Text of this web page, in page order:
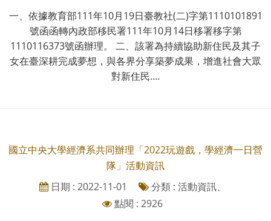
一、依據教育部111年10月19日臺教社(二)字第1110101891
號函函轉內政部移民署111年10月14日移署移字第
1110116373號函辦理。 二、該署為持續協助新住民及其子
女在臺深耕完成夢想，與各界分享築夢成果，增進社會大眾
對新住民....
國立中央大學經濟系共同辦理「2022玩遊戲，學經濟一日營
隊」活動資訊
日期 : 2022-11-01
分類 : 活動資訊、
點閱 : 2926